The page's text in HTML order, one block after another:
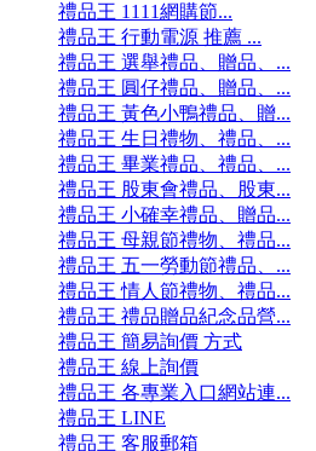
禮品王 1111網購節...
禮品王 行動電源 推薦 ...
禮品王 選舉禮品、贈品、...
禮品王 圓仔禮品、贈品、...
禮品王 黃色小鴨禮品、贈...
禮品王 生日禮物、禮品、...
禮品王 畢業禮品、禮品、...
禮品王 股東會禮品、股東...
禮品王 小確幸禮品、贈品...
禮品王 母親節禮物、禮品...
禮品王 五一勞動節禮品、...
禮品王 情人節禮物、禮品...
禮品王 禮品贈品紀念品營...
禮品王 簡易詢價 方式
禮品王 線上詢價
禮品王 各專業入口網站連...
禮品王 LINE
禮品王 客服郵箱